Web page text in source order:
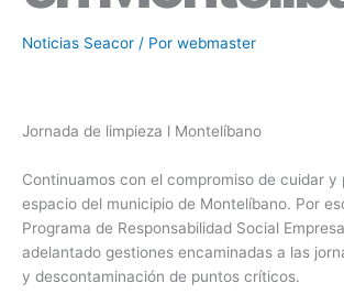
Noticias Seacor / Por webmaster
Jornada de limpieza l Montelíbano
Continuamos con el compromiso de cuidar y
espacio del municipio de Montelíbano. Por
Programa de Responsabilidad Social
adelantado gestiones encaminadas a las
y descontaminación de puntos críticos.